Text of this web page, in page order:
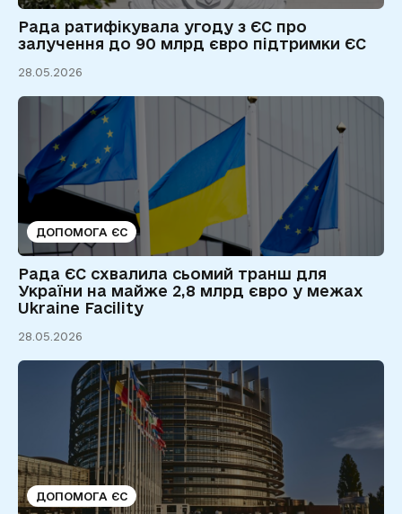
Рада ратифікувала угоду з ЄС про
залучення до 90 млрд євро підтримки ЄС
28.05.2026
ДОПОМОГА ЄС
Рада ЄС схвалила сьомий транш для
України на майже 2,8 млрд євро у межах
Ukraine Facility
28.05.2026
ДОПОМОГА ЄС